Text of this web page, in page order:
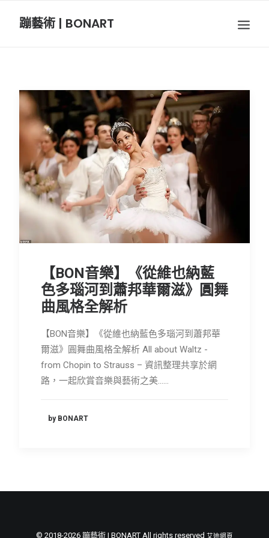
蹦藝術 | BONART
BON攝影
BON插畫
BON旅行
節慶長笛樂團
會員專區
SEARCH
【BON音樂】《從維也納藍
色多瑙河到蕭邦華爾滋》圓舞
曲風格全解析
【BON音樂】《從維也納藍色多瑙河到蕭邦華
爾滋》圓舞曲風格全解析 All about Waltz -
from Chopin to Strauss – 資訊整理共享於網
路，一起欣賞音樂與藝術之美……
by BONART
© 2018-2026 蹦藝術 | BONART All rights reserved 艾迪網頁